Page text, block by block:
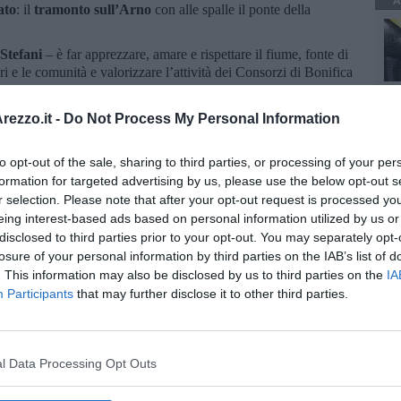
- Do Not Process My Personal Information
opt-out of the sale, sharing to third parties, or processing of your
for targeted advertising by us, please use the below opt-out
selection. Please note that after your opt-out request is processed
interest-based ads based on personal information utilized by us
to third parties prior to your opt-out. You may separately
of your personal information by third parties on the IAB’s list of
This information may also be disclosed by us to third parties on the
Participants that may further disclose it to other third parties.
Data Processing Opt Outs
: il tramonto sull’Arno con alle spalle il ponte della
– è far apprezzare, amare e rispettare il fiume, fonte di
e le comunità e valorizzare l’attività dei Consorzi di Bonifica
poi in Alto Valdarno il25 settembrecon la campagna
di fiume
perdifendere i corsi d’acqua dall’invasione delle specie
Operazione Fiumi sicuri”:si apre ufficialmente la
In calendario gli incontri con tutti i sindaci del
di manutenzione del Piano di Attività di Bonifica 2022.
iscriviti allaNewsletter QUInews - ToscanaMedia.
nella tua casella di posta.